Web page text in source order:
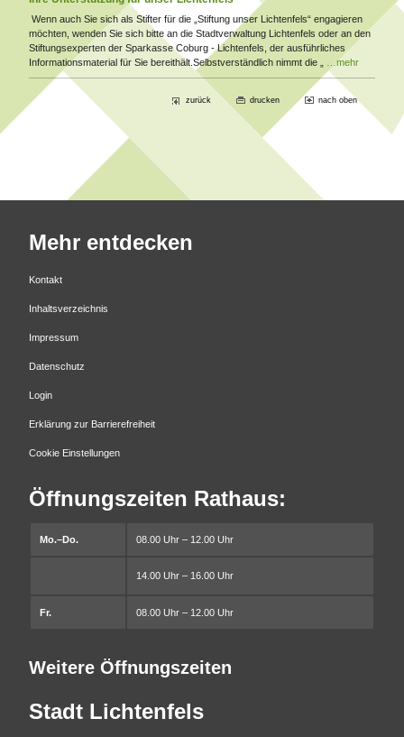
Wenn auch Sie sich als Stifter für die „Stiftung unser Lichtenfels“ engagieren
möchten, wenden Sie sich bitte an die Stadtverwaltung Lichtenfels oder an den
Stiftungsexperten der Sparkasse Coburg - Lichtenfels, der ausführliches
Informationsmaterial für Sie bereithält.Selbstverständlich nimmt die „
…mehr
zurück drucken nach oben
Mehr entdecken
Kontakt
Inhaltsverzeichnis
Impressum
Datenschutz
Login
Erklärung zur Barrierefreiheit
Cookie Einstellungen
Öffnungszeiten Rathaus:
Mo.–Do. 08.00 Uhr – 12.00 Uhr
14.00 Uhr – 16.00 Uhr
Fr. 08.00 Uhr – 12.00 Uhr
Weitere Öffnungszeiten
Stadt Lichtenfels